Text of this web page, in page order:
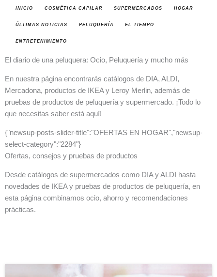
INICIO COSMÉTICA CAPILAR SUPERMERCADOS HOGAR
ÚLTIMAS NOTICIAS PELUQUERÍA EL TIEMPO
ENTRETENIMIENTO
El diario de una peluquera: Ocio, Peluquería y mucho más
En nuestra página encontrarás catálogos de DIA, ALDI,
Mercadona, productos de IKEA y Leroy Merlin, además de
pruebas de productos de peluquería y supermercado. ¡Todo lo
que necesitas saber está aquí!
{"newsup-posts-slider-title":"OFERTAS EN HOGAR","newsup-
select-category":"2284"}
Ofertas, consejos y pruebas de productos
Desde catálogos de supermercados como DIA y ALDI hasta
novedades de IKEA y pruebas de productos de peluquería, en
esta página combinamos ocio, ahorro y recomendaciones
prácticas.